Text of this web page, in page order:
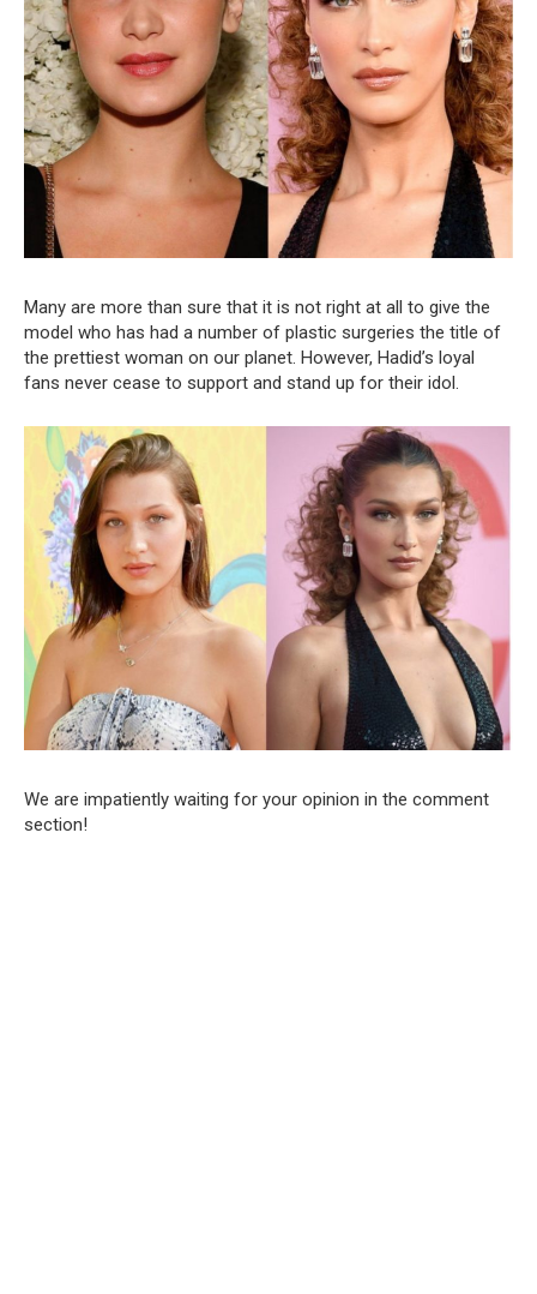
Many are more than sure that it is not right at all to give the
model who has had a number of plastic surgeries the title of
the prettiest woman on our planet. However, Hadid’s loyal
fans never cease to support and stand up for their idol.
We are impatiently waiting for your opinion in the comment
section!